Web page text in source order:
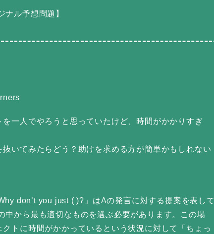
ナル予想問題】
を一人でやろうと思っていたけど、時間がかかりすぎ
抜いてみたらどう？助けを求める方が簡単かもしれない
don’t you just ( )?」はAの発言に対する提案を表して
中から最も適切なものを選ぶ必要があります。この場
トに時間がかかっているという状況に対して「ちょっ